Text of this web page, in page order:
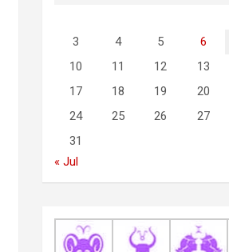
3
4 5 6
10
11 12 13
17
18 19 20
24
25 26 27
31
« Jul